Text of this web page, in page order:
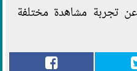
تجربة مشاهدة مختلفة